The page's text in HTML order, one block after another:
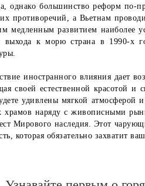
однако большинство реформ
противоречий, а Вьетнам
медленным развитием
к морю страна в 1990-х
иностранного влияния
своей естественной
удивлены мягкой
храмов наряду с живописными
Мирового наследия. Этот
которая обязательно захватит